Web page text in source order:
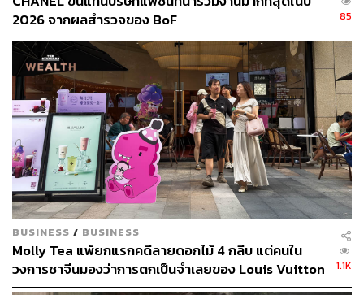
2026 จากผลสำรวจของ BoF
85
BUSINESS / BUSINESS
Molly Tea แพ้ยกแรกคดีลายดอกไม้ 4 กลีบ แต่คนใน
วงการชาจีนมองว่าการตกเป็นจำเลยของ Louis Vuitton
อาจทำให้แบรนด์ได้มากกว่าเสีย
1.1K